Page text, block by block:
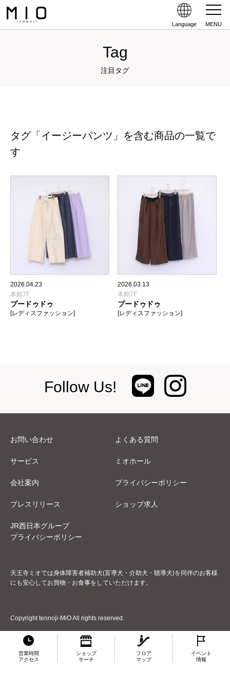
Language MENU
Tag
注目タグ
タグ「イージーパンツ」を含む商品の一覧で
す
2026.04.23
本館7F
プードゥドゥ
[レディスファッション]
2026.03.13
本館7F
プードゥドゥ
[レディスファッション]
Follow Us!
営業時間
アクセス
ショップ
サーチ
フロア
マップ
イベント
情報
お問い合わせ よくある質問
サービス ミオホール
会社案内 プライバシーポリシー
プレスリリース ショップ求人
JR西日本グループ
プライバシーポリシー
天王寺ミオでは身体障害者補助犬(盲導犬・介助犬・聴導犬)を同伴のお客様
にも安心してお買物・お食事をしていただけます。
Copyright tennoji-MiO All rights reserved.